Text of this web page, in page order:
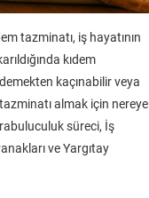
tazminatı, iş hayatının
kıdem
kaçınabilir veya
almak için nereye
süreci, İş
ve Yargıtay